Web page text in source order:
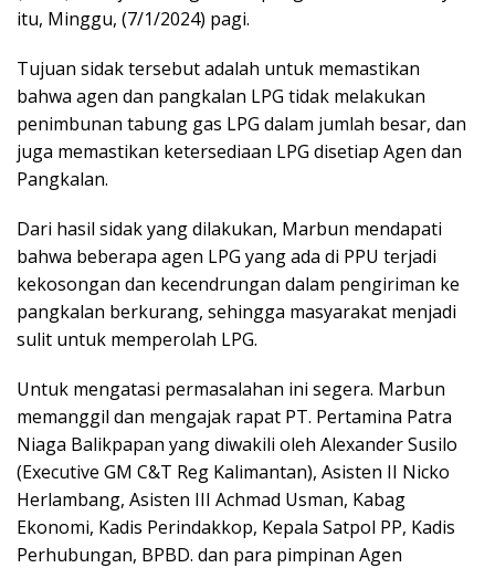
itu, Minggu, (7/1/2024) pagi.
Tujuan sidak tersebut adalah untuk memastikan
bahwa agen dan pangkalan LPG tidak melakukan
penimbunan tabung gas LPG dalam jumlah besar, dan
juga memastikan ketersediaan LPG disetiap Agen dan
Pangkalan.
Dari hasil sidak yang dilakukan, Marbun mendapati
bahwa beberapa agen LPG yang ada di PPU terjadi
kekosongan dan kecendrungan dalam pengiriman ke
pangkalan berkurang, sehingga masyarakat menjadi
sulit untuk memperolah LPG.
Untuk mengatasi permasalahan ini segera. Marbun
memanggil dan mengajak rapat PT. Pertamina Patra
Niaga Balikpapan yang diwakili oleh Alexander Susilo
(Executive GM C&T Reg Kalimantan), Asisten II Nicko
Herlambang, Asisten III Achmad Usman, Kabag
Ekonomi, Kadis Perindakkop, Kepala Satpol PP, Kadis
Perhubungan, BPBD. dan para pimpinan Agen